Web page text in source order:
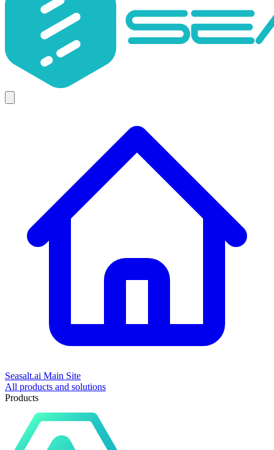
Seasalt.ai Main Site
All products and solutions
Products